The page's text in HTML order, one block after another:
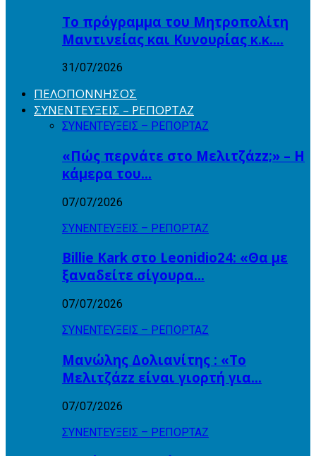
Το πρόγραμμα του Μητροπολίτη
Μαντινείας και Κυνουρίας κ.κ….
31/07/2026
ΠΕΛΟΠΟΝΝΗΣΟΣ
ΣΥΝΕΝΤΕΥΞΕΙΣ – ΡΕΠΟΡΤΑΖ
ΣΥΝΕΝΤΕΥΞΕΙΣ – ΡΕΠΟΡΤΑΖ
«Πώς περνάτε στο Μελιτζάzz;» – Η
κάμερα του…
07/07/2026
ΣΥΝΕΝΤΕΥΞΕΙΣ – ΡΕΠΟΡΤΑΖ
Billie Kark στο Leonidio24: «Θα με
ξαναδείτε σίγουρα…
07/07/2026
ΣΥΝΕΝΤΕΥΞΕΙΣ – ΡΕΠΟΡΤΑΖ
Μανώλης Δολιανίτης : «Το
Μελιτζάzz είναι γιορτή για…
07/07/2026
ΣΥΝΕΝΤΕΥΞΕΙΣ – ΡΕΠΟΡΤΑΖ